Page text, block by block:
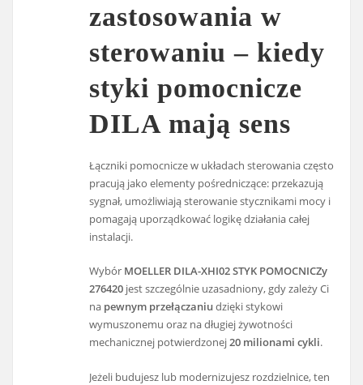
zastosowania w
sterowaniu – kiedy
styki pomocnicze
DILA mają sens
Łączniki pomocnicze w układach sterowania często
pracują jako elementy pośredniczące: przekazują
sygnał, umożliwiają sterowanie stycznikami mocy i
pomagają uporządkować logikę działania całej
instalacji.
Wybór MOELLER DILA-XHI02 STYK POMOCNICZy
276420 jest szczególnie uzasadniony, gdy zależy Ci
na pewnym przełączaniudzięki stykowi
wymuszonemu oraz na długiej żywotności
mechanicznej potwierdzonej20 milionami cykli.
Jeżeli budujesz lub modernizujesz rozdzielnice, ten